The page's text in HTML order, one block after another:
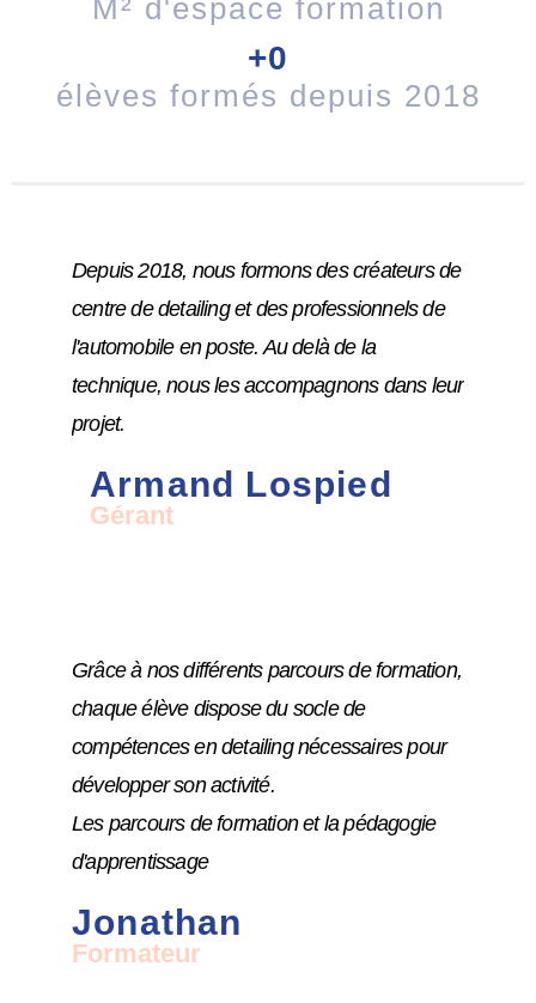
M² d'espace formation
élèves formés depuis 2018
+0
Depuis 2018, nous formons des créateurs de
centre de detailing et des professionnels de
l'automobile en poste. Au delà de la
technique, nous les accompagnons dans leur
projet.
Armand Lospied
Gérant
Grâce à nos différents parcours de formation,
chaque élève dispose du socle de
compétences en detailing nécessaires pour
développer son activité.
Les parcours de formation et la pédagogie
d'apprentissage
Jonathan
Formateur